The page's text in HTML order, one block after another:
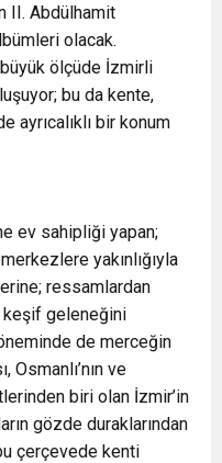
II. Abdülhamit
olacak.
ölçüde İzmirli
bu da kente,
ayrıcalıklı bir konum
ev sahipliği yapan;
yakınlığıyla
ressamlardan
keşif geleneğini
de merceğin
Osmanlı’nın ve
biri olan İzmir’in
gözde duraklarından
çerçevede kenti